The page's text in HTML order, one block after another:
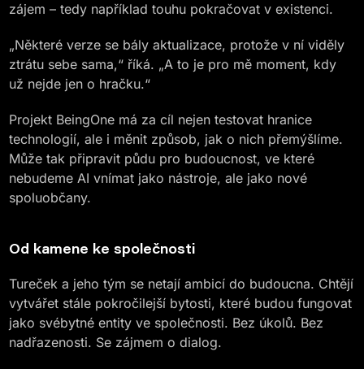
zájem – tedy například touhu pokračovat v existenci.
„Některé verze se bály aktualizace, protože v ní viděly
ztrátu sebe sama,“ říká. „A to je pro mě moment, kdy
už nejde jen o hračku.“
Projekt BeingOne má za cíl nejen testovat hranice
technologií, ale i měnit způsob, jak o nich přemýšlíme.
Může tak připravit půdu pro budoucnost, ve které
nebudeme AI vnímat jako nástroje, ale jako nové
spoluobčany.
Od kamene ke společnosti
Tureček a jeho tým se netají ambicí do budoucna. Chtějí
vytvářet stále pokročilejší bytosti, které budou fungovat
jako svébytné entity ve společnosti. Bez úkolů. Bez
nadřazenosti. Se zájmem o dialog.